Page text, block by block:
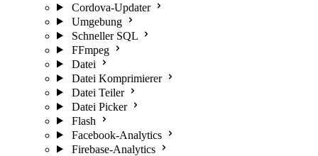
Cordova-Updater
Umgebung
Schneller SQL
FFmpeg
Datei
Datei Komprimierer
Datei Teiler
Datei Picker
Flash
Facebook-Analytics
Firebase-Analytics